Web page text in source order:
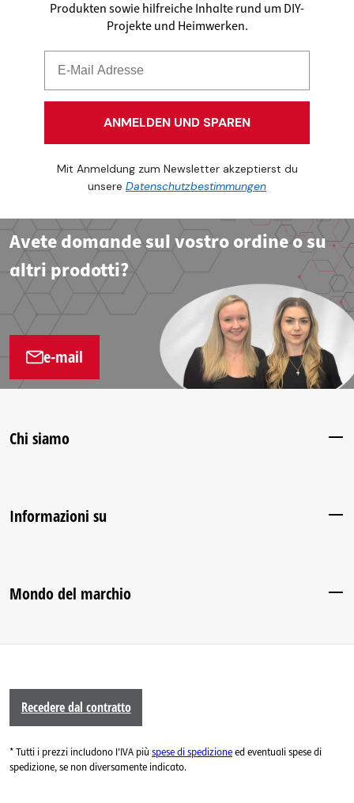
Produkten sowie hilfreiche Inhalte rund um DIY-
Projekte und Heimwerken.
ANMELDEN UND SPAREN
Mit Anmeldung zum Newsletter akzeptierst du
unsere Datenschutzbestimmungen
Avete domande sul vostro ordine o su
altri prodotti?
e-mail
Chi siamo
Informazioni su
Mondo del marchio
Recedere dal contratto
* Tutti i prezzi includono l'IVA più spese di spedizioneed eventuali spese di
spedizione, se non diversamente indicato.